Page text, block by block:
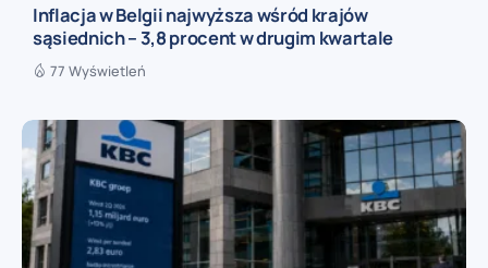
Inflacja w Belgii najwyższa wśród krajów
sąsiednich – 3,8 procent w drugim kwartale
77 Wyświetleń